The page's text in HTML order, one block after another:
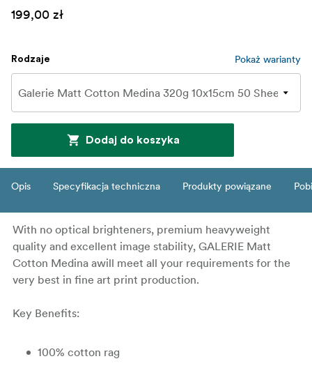
199,00 zł
Rodzaje Pokaż warianty
Dodaj do koszyka
Opis Specyfikacja techniczna Produkty powiązane
With no optical brighteners, premium heavyweight
quality and excellent image stability, GALERIE Matt
Cotton Medina awill meet all your requirements for the
very best in fine art print production.
Key Benefits:
100% cotton rag